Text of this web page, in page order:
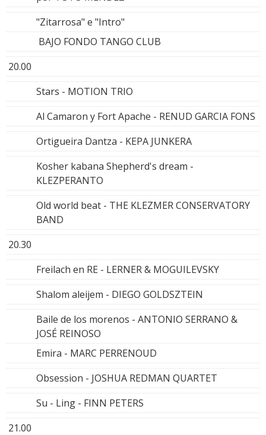
"Zitarrosa" e "Intro"
BAJO FONDO TANGO CLUB
20.00
Stars - MOTION TRIO
Al Camaron y Fort Apache - RENUD GARCIA FONS
Ortigueira Dantza - KEPA JUNKERA
Kosher kabana Shepherd's dream -
KLEZPERANTO
Old world beat - THE KLEZMER CONSERVATORY
BAND
20.30
Freilach en RE - LERNER & MOGUILEVSKY
Shalom aleijem - DIEGO GOLDSZTEIN
Baile de los morenos - ANTONIO SERRANO &
JOSÉ REINOSO
Emira - MARC PERRENOUD
Obsession - JOSHUA REDMAN QUARTET
Su - Ling - FINN PETERS
21.00